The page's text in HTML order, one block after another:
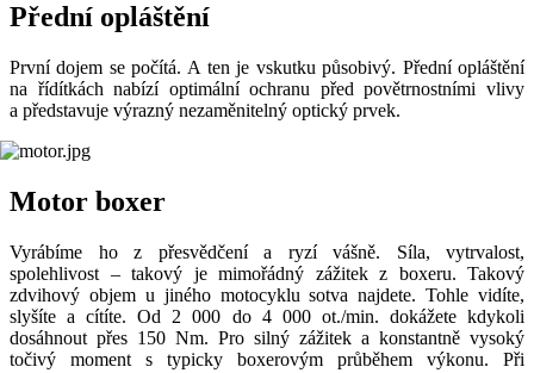
Přední opláštění
První dojem se počítá. A ten je vskutku působivý. Přední opláštění
na řídítkách nabízí optimální ochranu před povětrnostními vlivy
a představuje výrazný nezaměnitelný optický prvek.
Motor boxer
Vyrábíme ho z přesvědčení a ryzí vášně. Síla, vytrvalost,
spolehlivost – takový je mimořádný zážitek z boxeru. Takový
zdvihový objem u jiného motocyklu sotva najdete. Tohle vidíte,
slyšíte a cítíte. Od 2 000 do 4 000 ot./min. dokážete kdykoli
dosáhnout přes 150 Nm. Pro silný zážitek a konstantně vysoký
točivý moment s typicky boxerovým průběhem výkonu. Při